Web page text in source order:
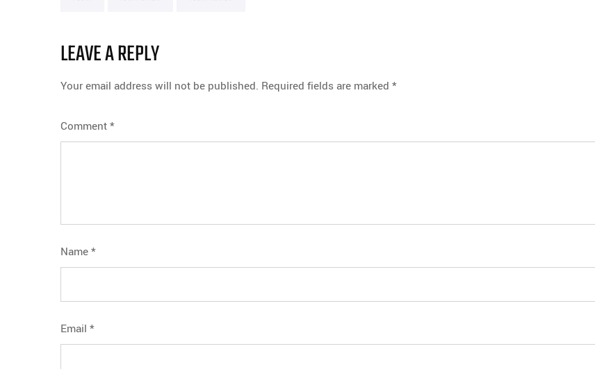
LEAVE A REPLY
Your email address will not be published. Required fields are marked *
Comment*
Name*
Email *